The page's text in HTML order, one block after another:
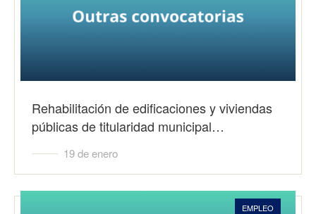
Rehabilitación de edificaciones y viviendas
públicas de titularidad municipal…
19 de enero
EMPLEO